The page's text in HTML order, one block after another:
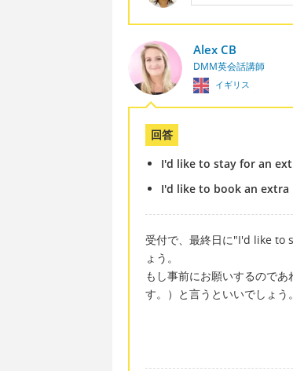
Alex CB
DMM英会話講師
イギリス
回答
I'd like to stay for an
I'd like to book an extra
受付で、最終日に"I'd like to
ょう。
もし事前にお願いするので
す。）と言うといいでしょう。